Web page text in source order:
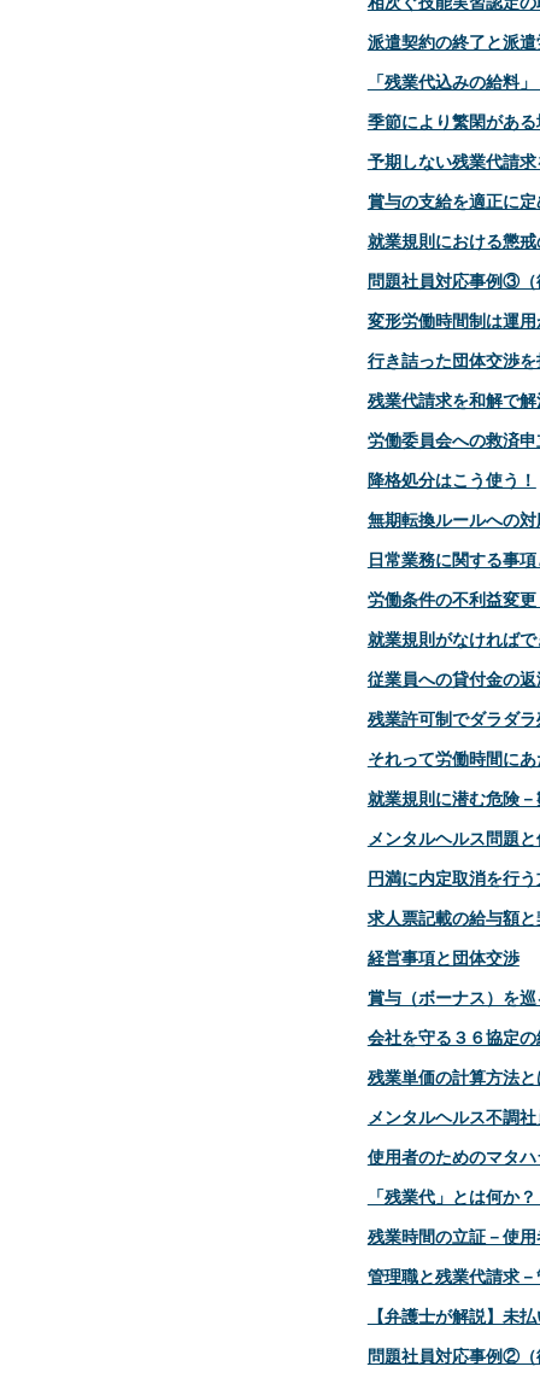
派遣契約の終了と派
「残業代込みの給料
季節により繁閑があ
予期しない残業代請
賞与の支給を適正に
就業規則における懲
問題社員対応事例③（
変形労働時間制は運
行き詰った団体交渉
残業代請求を和解で
労働委員会への救済
降格処分はこう使う！
無期転換ルールへの
日常業務に関する事
労働条件の不利益変
就業規則がなければ
従業員への貸付金の
残業許可制でダラダ
それって労働時間に
就業規則に潜む危険
メンタルヘルス問題
円満に内定取消を行
求人票記載の給与額
経営事項と団体交渉
賞与（ボーナス）を
会社を守る３６協定
残業単価の計算方法
メンタルヘルス不調
使用者のためのマタ
「残業代」とは何か
残業時間の立証－使
管理職と残業代請求
【弁護士が解説】未
問題社員対応事例②（